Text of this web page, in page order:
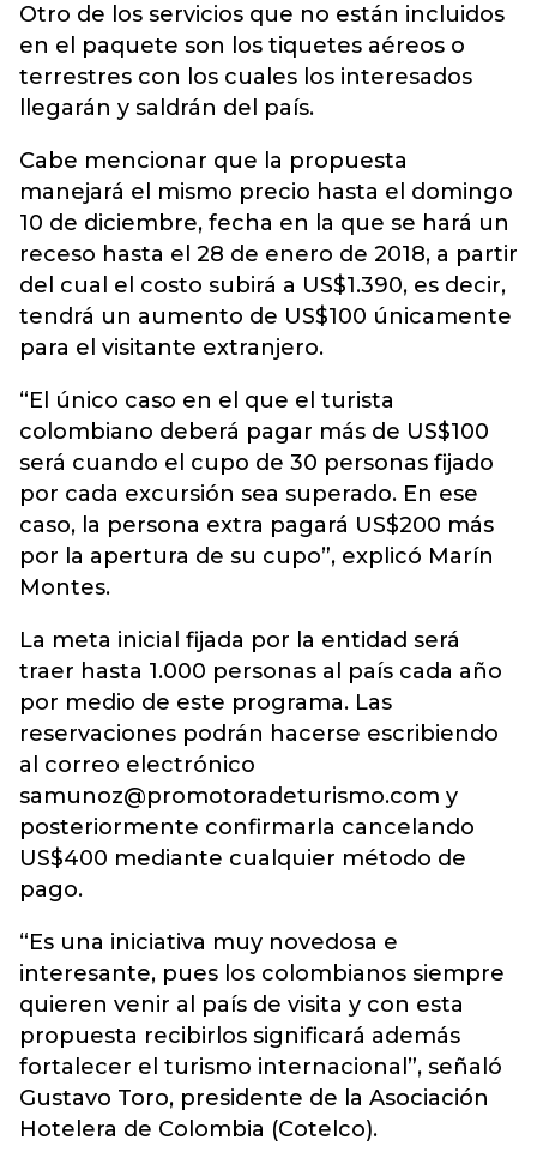
Otro de los servicios que no están incluidos
en el paquete son los tiquetes aéreos o
terrestres con los cuales los interesados
llegarán y saldrán del país.
Cabe mencionar que la propuesta
manejará el mismo precio hasta el domingo
10 de diciembre, fecha en la que se hará un
receso hasta el 28 de enero de 2018, a partir
del cual el costo subirá a US$1.390, es decir,
tendrá un aumento de US$100 únicamente
para el visitante extranjero.
“El único caso en el que el turista
colombiano deberá pagar más de US$100
será cuando el cupo de 30 personas fijado
por cada excursión sea superado. En ese
caso, la persona extra pagará US$200 más
por la apertura de su cupo”, explicó Marín
Montes.
La meta inicial fijada por la entidad será
traer hasta 1.000 personas al país cada año
por medio de este programa. Las
reservaciones podrán hacerse escribiendo
al correo electrónico
samunoz@promotoradeturismo.com y
posteriormente confirmarla cancelando
US$400 mediante cualquier método de
pago.
“Es una iniciativa muy novedosa e
interesante, pues los colombianos siempre
quieren venir al país de visita y con esta
propuesta recibirlos significará además
fortalecer el turismo internacional”, señaló
Gustavo Toro, presidente de la Asociación
Hotelera de Colombia (Cotelco).